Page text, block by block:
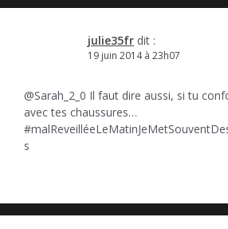
julie35fr dit :
19 juin 2014 à 23h07
@Sarah_2_0 Il faut dire aussi, si tu
avec tes chaussures…
s